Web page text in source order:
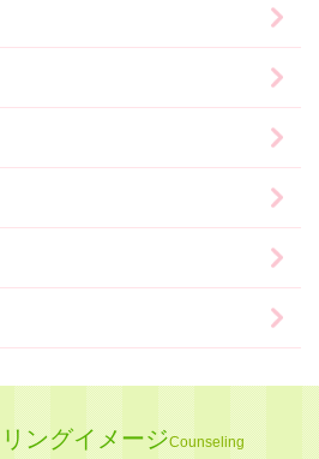
ングイメージCounseling